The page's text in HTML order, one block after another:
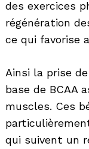
des exercices
régénération
ce qui favorise
Ainsi la prise
base de BCAA
muscles. Ces
qui suivent un